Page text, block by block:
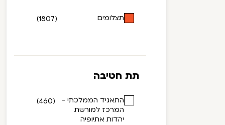
תצלומים (1807)
תת חטיבה
התאגיד הממלכתי -
המרכז למורשת
יהדות אתיופיה
(460)